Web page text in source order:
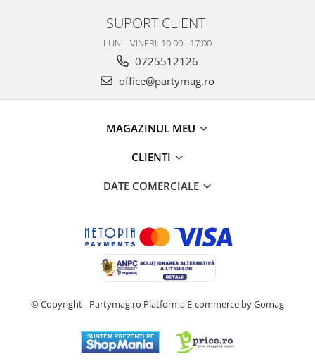
SUPORT CLIENTI
LUNI - VINERI: 10:00 - 17:00
0725512126
office@partymag.ro
MAGAZINUL MEU
CLIENTI
DATE COMERCIALE
© Copyright - Partymag.ro Platforma E-commerce by Gomag